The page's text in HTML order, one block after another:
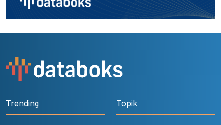
Trending Topik